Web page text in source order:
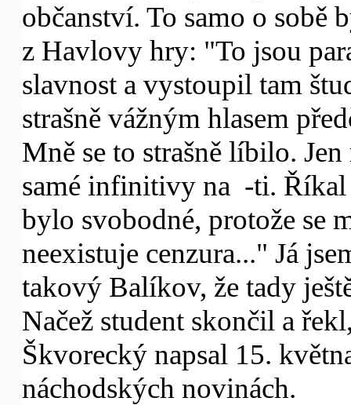
občanství. To samo o sobě
z Havlovy hry: "To jsou
slavnost a vystoupil tam
strašně vážným hlasem
Mně se to strašně líbilo.
samé infinitivy na -ti.
bylo svobodné, protože se
neexistuje cenzura..." Já
takový Balíkov, že tady
Načež student skončil a
Škvorecký napsal 15.
náchodských novinách.